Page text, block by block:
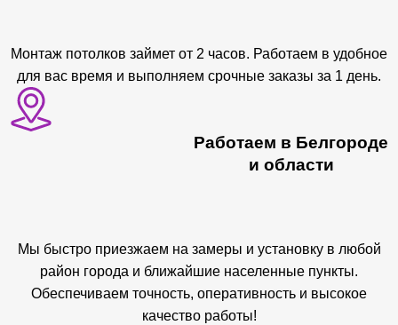
Монтаж потолков займет от 2 часов. Работаем в удобное
для вас время и выполняем срочные заказы за 1 день.
Работаем в Белгороде
и области
Мы быстро приезжаем на замеры и установку в любой
район города и ближайшие населенные пункты.
Обеспечиваем точность, оперативность и высокое
качество работы!